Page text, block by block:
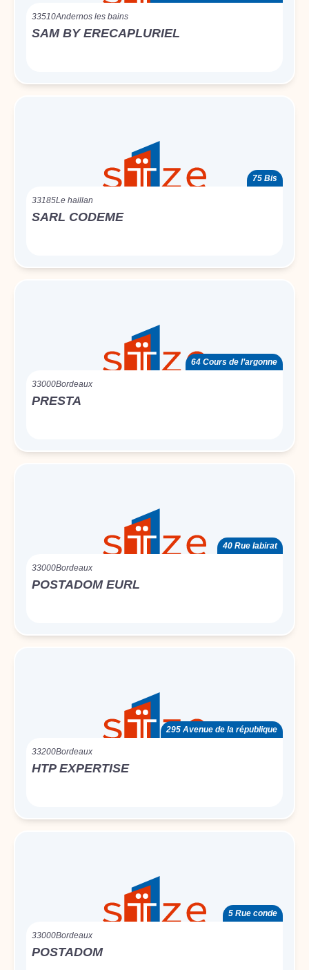
33510Andernos les bains
SAM BY ERECAPLURIEL
75 Bis
33185Le haillan
SARL CODEME
64 Cours de l’argonne
33000Bordeaux
PRESTA
40 Rue labirat
33000Bordeaux
POSTADOM EURL
295 Avenue de la république
33200Bordeaux
HTP EXPERTISE
5 Rue conde
33000Bordeaux
POSTADOM